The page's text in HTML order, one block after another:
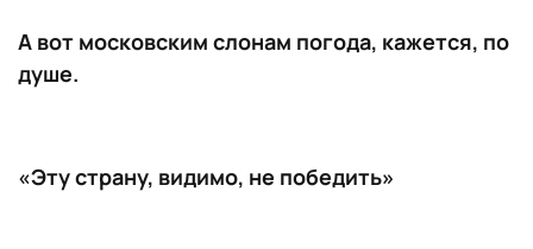
А вот московским слонам погода, кажется, по
душе.
«Эту страну, видимо, не победить»